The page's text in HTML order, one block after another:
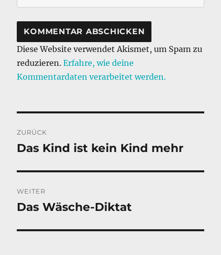
Diese Website verwendet Akismet, um Spam zu
reduzieren.Erfahre, wie deine
Kommentardaten verarbeitet werden.
ZURÜCK
Vorheriger
Das Kind ist kein Kind mehr
WEITER
Nächster
Das Wäsche-Diktat